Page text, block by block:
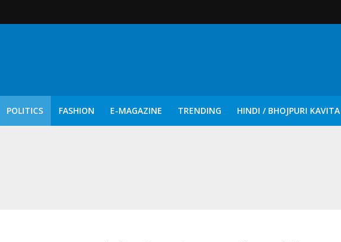
POLITICS FASHION E-MAGAZINE TRENDING HINDI / BHOJPURI KAVITA